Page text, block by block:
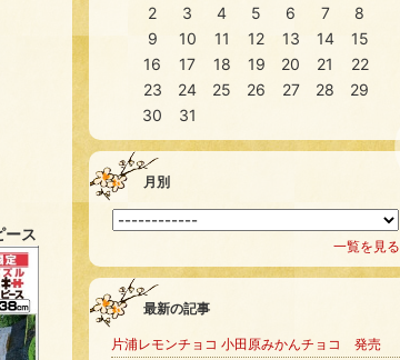
ス
2
3 4 5 6 7
8
9
10 11 12 13 14
15
16
17 18 19 20 21
22
23
24 25 26 27 28
29
30
31
月別
一覧を見る
最新の記事
片浦レモンチョコ 小田原みかんチョコ 発売